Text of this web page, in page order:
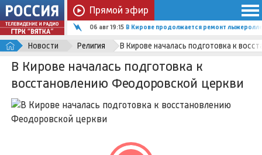
Прямой эфир
06 авг 19:15 В Кирове продолжается ремонт
Новости Религия В Кирове началась подготовка к
В Кирове началась подготовка к
восстановлению Феодоровской церкви